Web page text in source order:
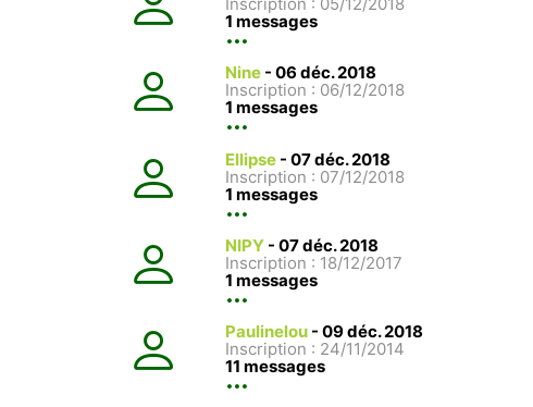
1 messages
Nine - 06 déc. 2018
Inscription : 06/12/2018
1 messages
Ellipse - 07 déc. 2018
Inscription : 07/12/2018
1 messages
NIPY - 07 déc. 2018
Inscription : 18/12/2017
1 messages
Paulinelou - 09 déc. 2018
Inscription : 24/11/2014
11 messages